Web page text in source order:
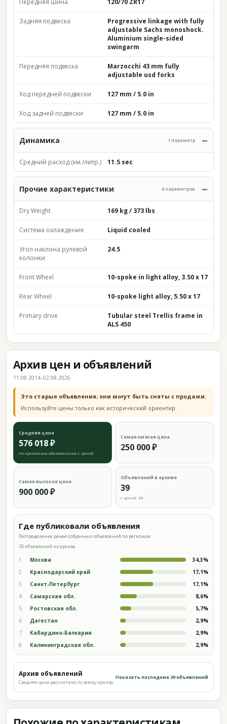
Передняя шина 120/70 ZR17
Задняя подвеска
Progressive linkage with fully
adjustable Sachs monoshock.
Aluminium single-sided
swingarm
Передняя подвеска
Marzocchi 43 mm fully
adjustable usd forks
Ход передней подвески 127 mm / 5.0 in
Ход задней подвески 127 mm / 5.0 in
Динамика 1 параметр
Средний расход (км./литр.) 11.5 sec
Прочие характеристики 6 параметров
Dry Weight 169 kg / 373 lbs
Система охлаждения Liquid cooled
Угол наклона рулевой
колонки
24.5
Front Wheel 10-spoke in light alloy, 3.50 x 17
Rear Wheel 10-spoke light alloy, 5.50 x 17
Primary drive
Tubular steel Trellis frame in
ALS 450
Архив цен и объявлений
11.08.2014–02.08.2026
Это старые объявления; они могут быть сняты с продажи.
Используйте цены только как исторический ориентир.
Средняя цена
576 018 ₽
по архивным объявлениям с ценой
Самая низкая цена
250 000 ₽
Самая высокая цена
900 000 ₽
Объявлений в архиве
39
с ценой: 38
Где публиковали объявления
Распределение ранее собранных объявлений по регионам.
35 объявлений из архива
1 Москва 34,3%
2 Краснодарский край 17,1%
3 Санкт-Петербург 17,1%
4 Самарская обл. 8,6%
5 Ростовская обл. 5,7%
6 Дагестан 2,9%
7 Кабардино-Балкария 2,9%
8 Калининградская обл. 2,9%
Архив объявлений
Средняя цена рассчитана по всему архиву
Показать последние 39 объявлений